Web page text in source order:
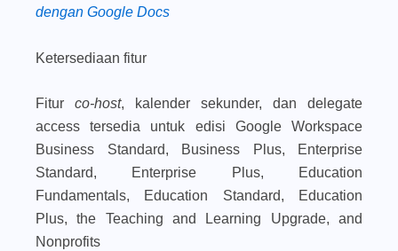
dengan Google Docs
Ketersediaan fitur
Fitur co-host, kalender sekunder, dan delegate
access tersedia untuk edisi Google Workspace
Business Standard, Business Plus, Enterprise
Standard, Enterprise Plus, Education
Fundamentals, Education Standard, Education
Plus, the Teaching and Learning Upgrade, and
Nonprofits